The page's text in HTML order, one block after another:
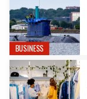
BUSINESS